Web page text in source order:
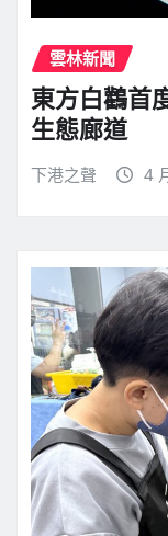
雲林新聞
東方白鸛首
生態廊道
下港之聲 4